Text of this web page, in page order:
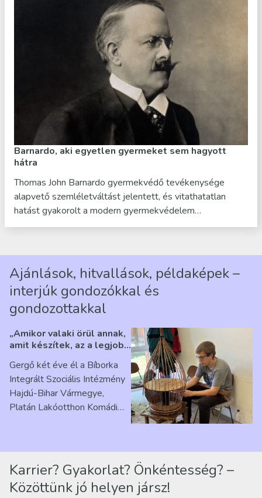
Barnardo, aki egyetlen gyermeket sem hagyott
hátra
Thomas John Barnardo gyermekvédő tevékenysége
alapvető szemléletváltást jelentett, és vitathatatlan
hatást gyakorolt a modern gyermekvédelem…
Ajánlások, hitvallások, példaképek –
interjúk gondozókkal és
gondozottakkal
„Amikor valaki örül annak,
amit készítek, az a legjobb
Ribárszky Gergő ellátottal
Gergő két éve él a Bíborka
Integrált Szociális Intézmény
Hajdú-Bihar Vármegye,
Platán Lakóotthon Komádi
Karrier? Gyakorlat? Önkéntesség? –
Közöttünk jó helyen jársz!